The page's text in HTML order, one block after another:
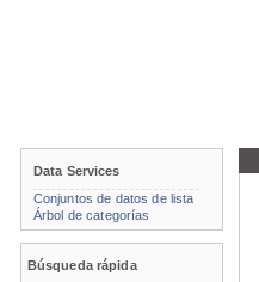
Data Services
Conjuntos de datos de lista
Árbol de categorías
Búsqueda rápida